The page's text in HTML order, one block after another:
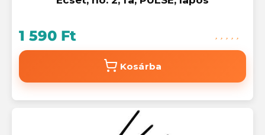
1 590 Ft
Kosárba